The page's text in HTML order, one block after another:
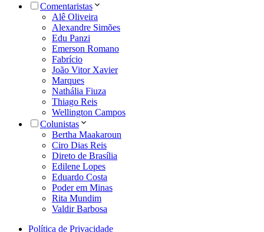
Comentaristas
Alê Oliveira
Alexandre Simões
Edu Panzi
Emerson Romano
Fabrício
João Vitor Xavier
Marques
Nathália Fiuza
Thiago Reis
Wellington Campos
Colunistas
Bertha Maakaroun
Ciro Dias Reis
Direto de Brasília
Edilene Lopes
Eduardo Costa
Poder em Minas
Rita Mundim
Valdir Barbosa
Política de Privacidade